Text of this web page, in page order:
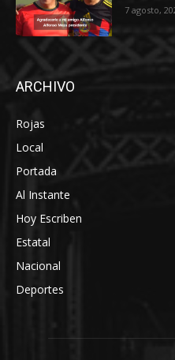
7 agosto,
ARCHIVO
Rojas
Local
Portada
Al Instante
Hoy Escriben
Estatal
Nacional
Deportes